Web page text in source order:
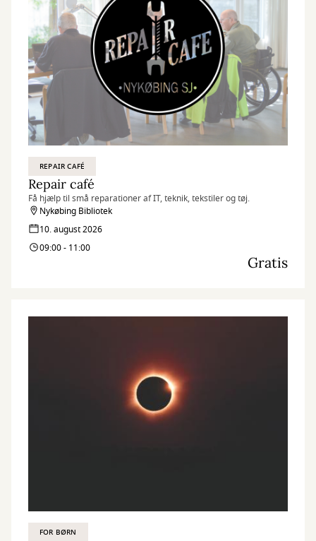
REPAIR CAFÉ
Repair café
Få hjælp til små reparationer af IT, teknik, tekstiler og tøj.
Nykøbing Bibliotek
10. august 2026
09:00 - 11:00
Gratis
FOR BØRN